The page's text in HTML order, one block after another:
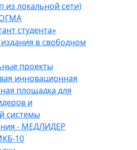
из локальной сети)
студента»
в свободном
проекты
инновационная
площадка для
и
системы
- МЕДЛИДЕР
10